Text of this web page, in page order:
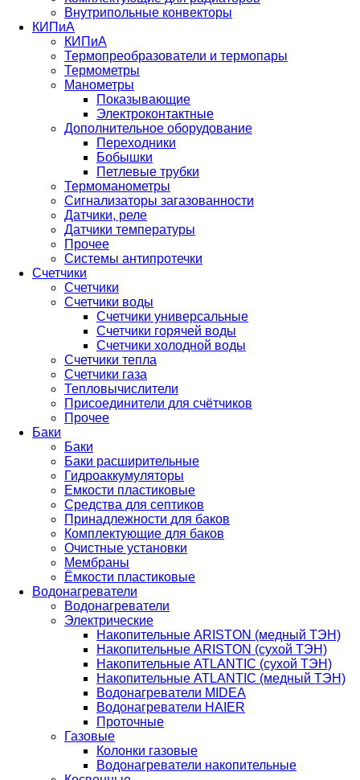
Внутрипольные конвекторы
КИПиА
КИПиА
Термопреобразователи и термопары
Термометры
Манометры
Показывающие
Электроконтактные
Дополнительное оборудование
Переходники
Бобышки
Петлевые трубки
Термоманометры
Сигнализаторы загазованности
Датчики, реле
Датчики температуры
Прочее
Системы антипротечки
Счетчики
Счетчики
Счетчики воды
Счетчики универсальные
Счетчики горячей воды
Счетчики холодной воды
Счетчики тепла
Счетчики газа
Тепловычислители
Присоединители для счётчиков
Прочее
Баки
Баки
Баки расширительные
Гидроаккумуляторы
Емкости пластиковые
Средства для септиков
Принадлежности для баков
Комплектующие для баков
Очистные установки
Мембраны
Ёмкости пластиковые
Водонагреватели
Водонагреватели
Электрические
Накопительные ARISTON (медный ТЭН)
Накопительные ARISTON (сухой ТЭН)
Накопительные ATLANTIC (сухой ТЭН)
Накопительные ATLANTIC (медный ТЭН)
Водонагреватели MIDEA
Водонагреватели HAIER
Проточные
Газовые
Колонки газовые
Водонагреватели накопительные